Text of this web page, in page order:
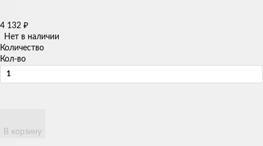
4 132 ₽
Нет в наличии
Количество
Кол-во
В корзину